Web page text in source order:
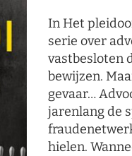
In Het
serie over
vastbesloten
bewijzen.
gevaar…
jarenlang de
hielen.